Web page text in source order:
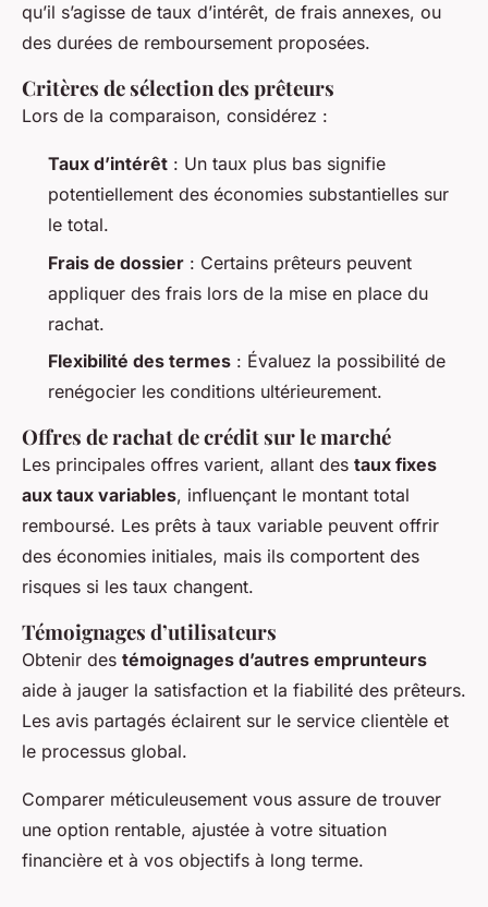
qu’il s’agisse de taux d’intérêt, de frais annexes, ou
des durées de remboursement proposées.
Critères de sélection des prêteurs
Lors de la comparaison, considérez :
Taux d’intérêt : Un taux plus bas signifie
potentiellement des économies substantielles sur
le total.
Frais de dossier : Certains prêteurs peuvent
appliquer des frais lors de la mise en place du
rachat.
Flexibilité des termes : Évaluez la possibilité de
renégocier les conditions ultérieurement.
Offres de rachat de crédit sur le marché
Les principales offres varient, allant des taux fixes
aux taux variables, influençant le montant total
remboursé. Les prêts à taux variable peuvent offrir
des économies initiales, mais ils comportent des
risques si les taux changent.
Témoignages d’utilisateurs
Obtenir des témoignages d’autres emprunteurs
aide à jauger la satisfaction et la fiabilité des prêteurs.
Les avis partagés éclairent sur le service clientèle et
le processus global.
Comparer méticuleusement vous assure de trouver
une option rentable, ajustée à votre situation
financière et à vos objectifs à long terme.